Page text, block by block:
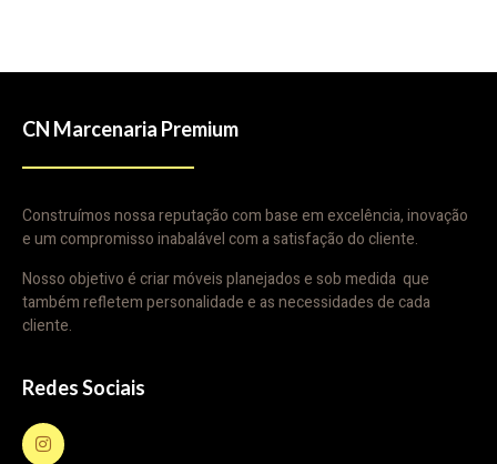
CN Marcenaria Premium
Construímos nossa reputação com base em excelência, inovação
e um compromisso inabalável com a satisfação do cliente.
Nosso objetivo é criar móveis planejados e sob medida que
também refletem personalidade e as necessidades de cada
cliente.
Redes Sociais